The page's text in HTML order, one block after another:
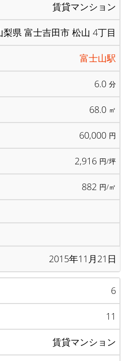
賃貸マンション
梨県 富士吉田市 松山 4丁目
富士山駅
6.0 分
68.0 ㎡
60,000 円
2,916 円/坪
882 円/㎡
2015年11月21日
6
11
賃貸マンション